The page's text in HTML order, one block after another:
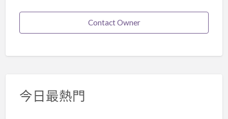
Contact Owner
今日最熱門